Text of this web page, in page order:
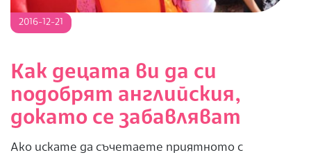
2016-
12-
2016-12-21
Как децата ви да си
подобрят английския,
докато се забавляват
Ако искате да съчетаете приятното с